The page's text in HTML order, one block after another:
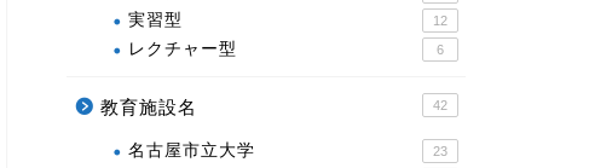
実習型 12
レクチャー型 6
教育施設名 42
名古屋市立大学 23